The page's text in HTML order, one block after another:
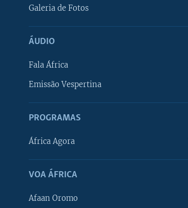
Galeria de Fotos
ÁUDIO
Fala África
Emissão Vespertina
PROGRAMAS
África Agora
VOA ÁFRICA
Afaan Oromo